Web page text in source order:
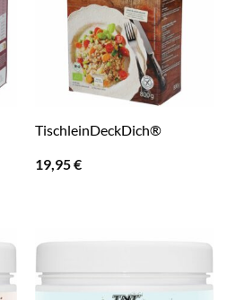
TischleinDeckDich®
19,95€